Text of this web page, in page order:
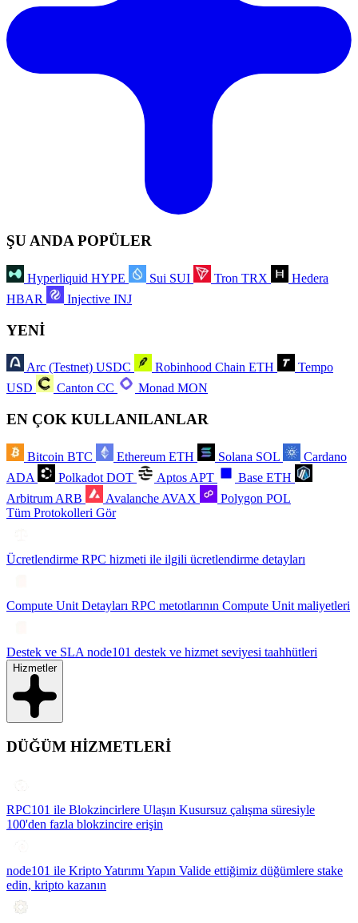
ŞU ANDA POPÜLER
Hyperliquid HYPE Sui SUI Tron TRX
Hedera
HBAR
Injective INJ
YENİ
Arc (Testnet) USDC Robinhood Chain ETH
Tempo
USD
Canton CC Monad MON
EN ÇOK KULLANILANLAR
Bitcoin BTC Ethereum ETH Solana SOL
Cardano
ADA
Polkadot DOT Aptos APT Base ETH
Arbitrum ARB Avalanche AVAX Polygon POL
Tüm Protokolleri Gör
Ücretlendirme RPC hizmeti ile ilgili ücretlendirme detayları
Compute Unit Detayları RPC metotlarının Compute Unit maliyetleri
Destek ve SLA node101 destek ve hizmet seviyesi taahhütleri
Hizmetler
DÜĞÜM HİZMETLERİ
RPC101 ile Blokzincirlere Ulaşın Kusursuz çalışma süresiyle
100'den fazla blokzincire erişin
node101 ile Kripto Yatırımı Yapın Valide ettiğimiz düğümlere stake
edin, kripto kazanın